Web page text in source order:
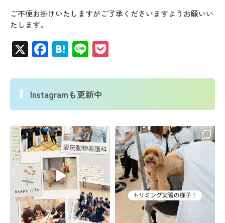
ご不便お掛けいたしますがご了承くださいますようお願いい
たします。
X Facebook
Hatena
Line
Instagramも更新中